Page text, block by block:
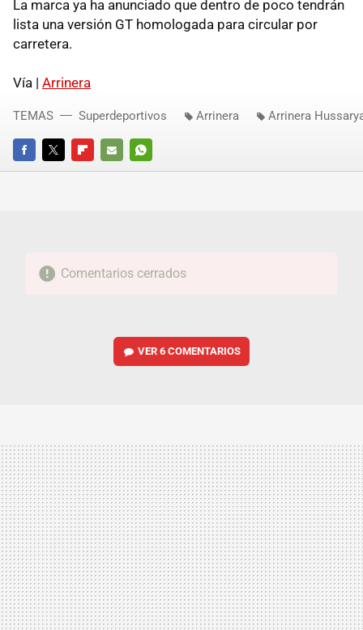
La marca ya ha anunciado que dentro de poco tendrán
lista una versión GT homologada para circular por
carretera.
Vía | Arrinera
FACEBOOKTWITTERFLIPBOARD
E-
WHATSAPP
TEMAS Superdeportivos Arrinera Arrinera
Comentarios cerrados
VER6 COMENTARIOS